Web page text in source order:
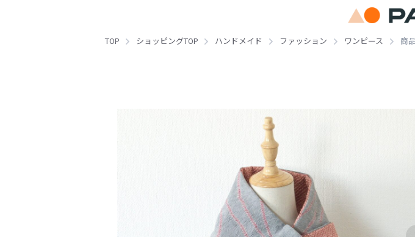
TOP ショッピングTOP ハンドメイド ファッション ワンピース 商